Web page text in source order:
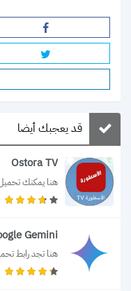
قد يعجبك أيضا
Ostora TV
هنا يمكنك
Gemini
هنا تجد رابط